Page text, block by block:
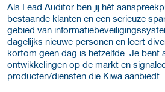
Als Lead Auditor ben jij hét
bestaande klanten en een serieuze
gebied van
dagelijks nieuwe personen en leert
kortom geen dag is hetzelfde. Je bent
ontwikkelingen op de markt en
producten/diensten die Kiwa aanbiedt.